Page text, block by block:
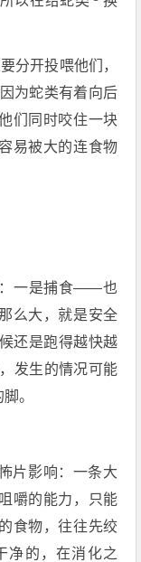
分开投喂他们，
为蛇类有着向后
们同时咬住一块
易被大的连食物
：一是捕食——也
么大，就是安全
还是跑得越快越
发生的情况可能
。
片影响：一条大
嚼的能力，只能
食物，往往先绞
净的，在消化之